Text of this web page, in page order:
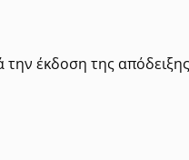
την έκδοση της